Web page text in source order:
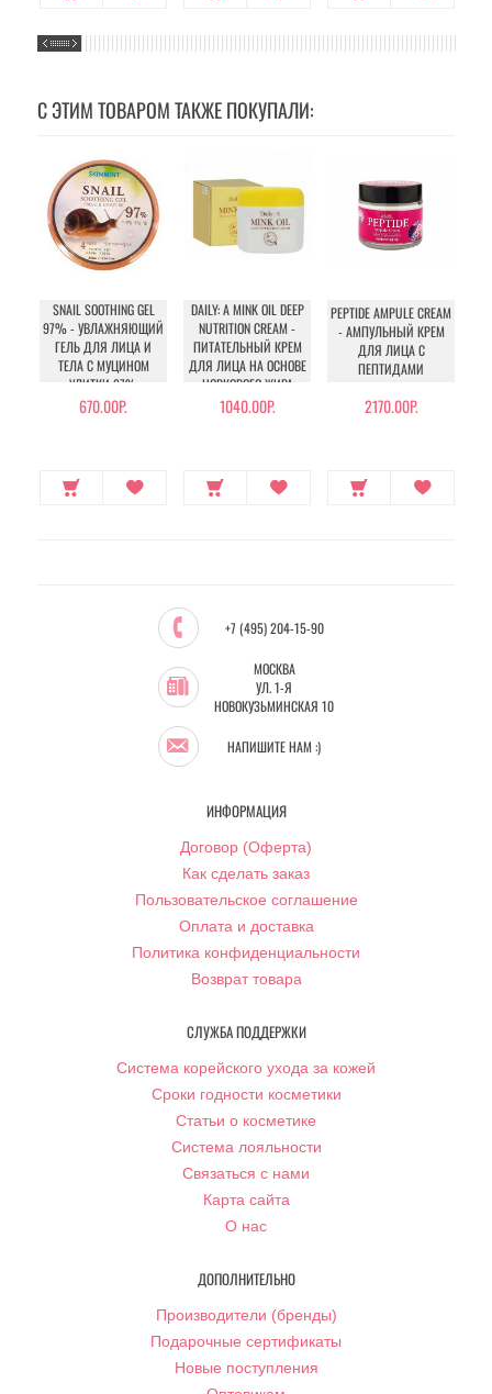
С ЭТИМ ТОВАРОМ ТАКЖЕ ПОКУПАЛИ:
SNAIL SOOTHING GEL
97% - УВЛАЖНЯЮЩИЙ
ГЕЛЬ ДЛЯ ЛИЦА И
ТЕЛА С МУЦИНОМ
УЛИТКИ 97%
670.00Р.
DAILY: A MINK OIL DEEP
NUTRITION CREAM -
ПИТАТЕЛЬНЫЙ КРЕМ
ДЛЯ ЛИЦА НА ОСНОВЕ
НОРКОВОГО ЖИРА
1040.00Р.
PEPTIDE AMPULE CREAM
- АМПУЛЬНЫЙ КРЕМ
ДЛЯ ЛИЦА С
ПЕПТИДАМИ
2170.00Р.
+7 (495) 204-15-90
МОСКВА
УЛ. 1-Я
НОВОКУЗЬМИНСКАЯ 10
НАПИШИТЕ НАМ :)
ИНФОРМАЦИЯ
Договор (Оферта)
Как сделать заказ
Пользовательское соглашение
Оплата и доставка
Политика конфиденциальности
Возврат товара
СЛУЖБА ПОДДЕРЖКИ
Система корейского ухода за кожей
Сроки годности косметики
Статьи о косметике
Система лояльности
Связаться с нами
Карта сайта
О нас
ДОПОЛНИТЕЛЬНО
Производители (бренды)
Подарочные сертификаты
Новые поступления